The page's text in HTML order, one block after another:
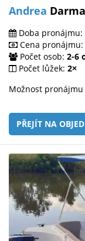
Andrea
Doba pronájmu:
Cena pronájmu:
Počet osob: 2-6
Počet lůžek: 2×
Možnost
PŘEJÍT NA